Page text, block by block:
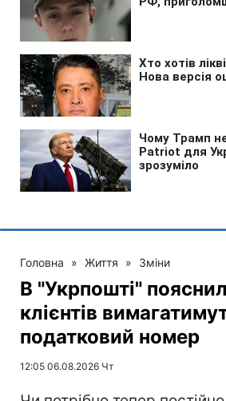
Головна » Життя » Зміни
В "Укрпошті"
клієнтів
податковий номер
12:05 06.08.2026 Чт